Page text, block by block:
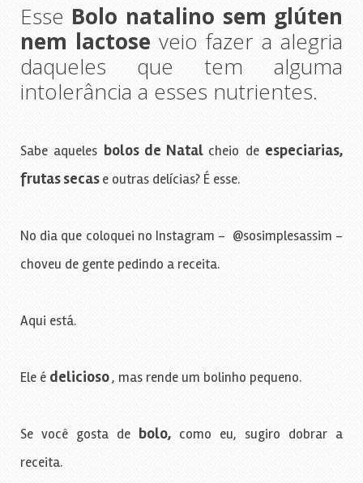
Esse Bolo natalino sem glúten
nem lactose veio fazer a alegria
daqueles que tem alguma
intolerância a esses nutrientes.
Sabe aqueles bolos de Natal cheio de especiarias,
frutas secase outras delícias? É esse.
No dia que coloquei no Instagram – @sosimplesassim –
choveu de gente pedindo a receita.
Aqui está.
Ele é delicioso, mas rende um bolinho pequeno.
Se você gosta de bolo, como eu, sugiro dobrar a
receita.